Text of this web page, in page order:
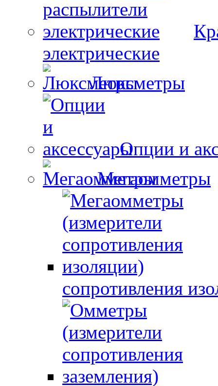
электрические
Люксметры
Опции и
Мегаомметры
сопротивления